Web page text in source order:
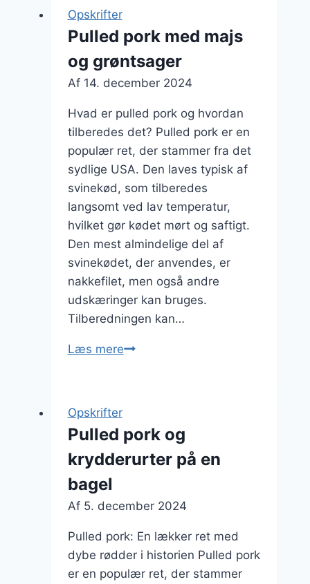
ovn
Opskrifter
Pulled pork med majs
og grøntsager
Af 14. december 2024
Hvad er pulled pork og hvordan
tilberedes det? Pulled pork er en
populær ret, der stammer fra det
sydlige USA. Den laves typisk af
svinekød, som tilberedes
langsomt ved lav temperatur,
hvilket gør kødet mørt og saftigt.
Den mest almindelige del af
svinekødet, der anvendes, er
nakkefilet, men også andre
udskæringer kan bruges.
Tilberedningen kan…
Læs merePulled
grøntsager
Opskrifter
Pulled pork og
krydderurter på en
bagel
Af 5. december 2024
Pulled pork: En lækker ret med
dybe rødder i historien Pulled pork
er en populær ret, der stammer